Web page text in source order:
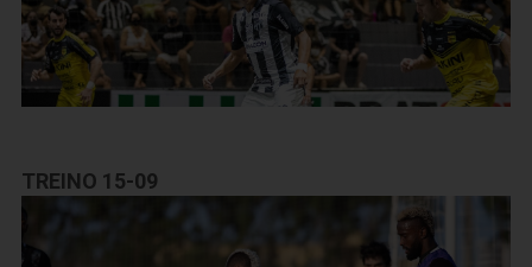
TREINO 15-09